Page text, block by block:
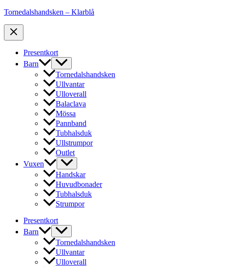
Tornedalshandsken – Klarblå
Presentkort
Barn
Tornedalshandsken
Ullvantar
Ulloverall
Balaclava
Mössa
Pannband
Tubhalsduk
Ullstrumpor
Outlet
Vuxen
Handskar
Huvudbonader
Tubhalsduk
Strumpor
Presentkort
Barn
Tornedalshandsken
Ullvantar
Ulloverall